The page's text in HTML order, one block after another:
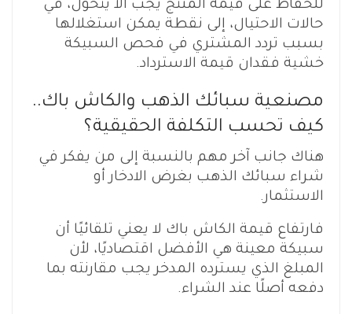
للحفاظ على قيمة المنتج يجب ألا يتحول، في
حالات الاحتيال، إلى نقطة يمكن استغلالها
بسبب تردد المشتري في فحص السبيكة
خشية فقدان قيمة الاسترداد.
مصنعية سبائك الذهب والكاش باك..
كيف تحسب التكلفة الحقيقية؟
هناك جانب آخر مهم بالنسبة إلى من يفكر في
شراء سبائك الذهب بغرض الادخار أو
الاستثمار.
فارتفاع قيمة الكاش باك لا يعني تلقائيًا أن
سبيكة معينة هي الأفضل اقتصاديًا، لأن
المبلغ الذي يسترده المدخر يجب مقارنته بما
دفعه أصلًا عند الشراء.